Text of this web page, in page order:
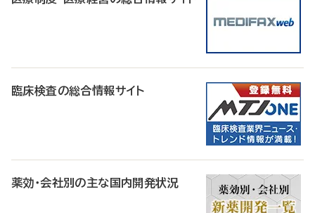
臨床検査の総合情報サイト
薬効・会社別の主な国内開発状況